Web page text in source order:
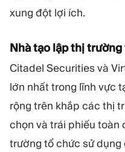
xung đột lợi ích.
Nhà tạo lập thị
Citadel Securities và
lớn nhất trong lĩnh vực
rộng trên khắp các thị
chọn và trái phiếu toàn
trường tổ chức sử dụng